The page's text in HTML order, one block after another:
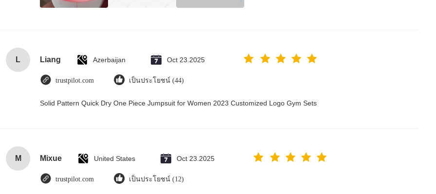
L Liang Azerbaijan Oct 23.2025
trustpilot.com เป็นประโยชน์ (44)
Solid Pattern Quick Dry One Piece Jumpsuit for Women 2023 Customized Logo Gym Sets
M Mixue United States Oct 23.2025
trustpilot.com เป็นประโยชน์ (12)